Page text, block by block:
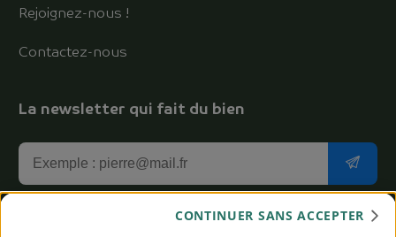
Rejoignez-nous !
Contactez-nous
La newsletter qui fait du bien
J'accepte de recevoir la newsletter aux bons plans Bio
CONTINUER SANS ACCEPTER